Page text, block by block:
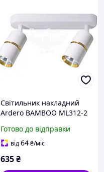
Світильник накладний
Ardero BAMBOO ML312-2
GU10 MR16, білий золото
,8074,
Готово до відправки
від64₴/міс
635₴